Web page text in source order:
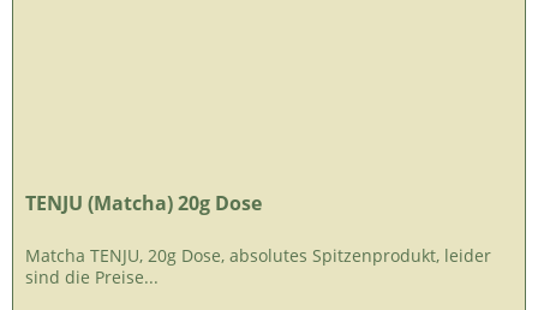
TENJU (Matcha) 20g Dose
Matcha TENJU, 20g Dose, absolutes Spitzenprodukt, leider
sind die Preise...